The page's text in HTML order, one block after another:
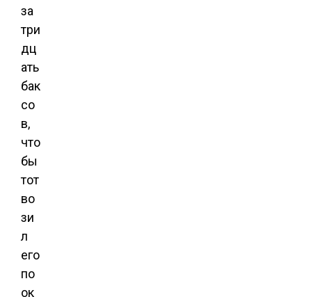
за
три
дц
ать
бак
со
в,
что
бы
тот
во
зи
л
его
по
ок